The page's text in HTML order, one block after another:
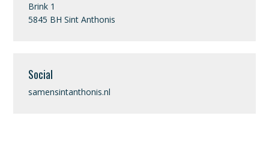
Brink 1
5845 BH Sint Anthonis
Social
samensintanthonis.nl